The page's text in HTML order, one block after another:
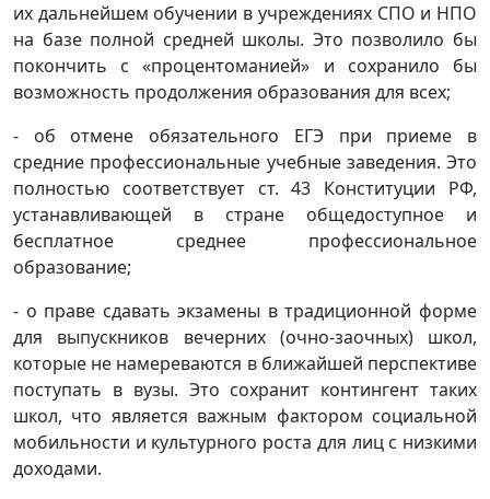
их дальнейшем обучении в учреждениях СПО и НПО
на базе полной средней школы. Это позволило бы
покончить с «процентоманией» и сохранило бы
возможность продолжения образования для всех;
- об отмене обязательного ЕГЭ при приеме в
средние профессиональные учебные заведения. Это
полностью соответствует ст. 43 Конституции РФ,
устанавливающей в стране общедоступное и
бесплатное среднее профессиональное
образование;
- о праве сдавать экзамены в традиционной форме
для выпускников вечерних (очно-заочных) школ,
которые не намереваются в ближайшей перспективе
поступать в вузы. Это сохранит контингент таких
школ, что является важным фактором социальной
мобильности и культурного роста для лиц с низкими
доходами.